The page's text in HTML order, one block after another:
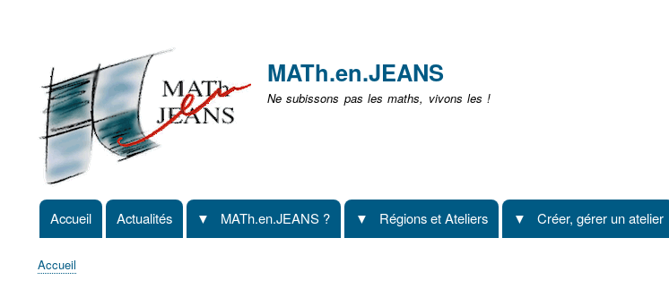
non
identifié
MATh.en.JEANS
Ne subissons pas les maths, vivons les !
Navigation
principale
Accueil Actualités MATh.en.JEANS ? Régions et Ateliers Créer, gérer un atelier
Accueil